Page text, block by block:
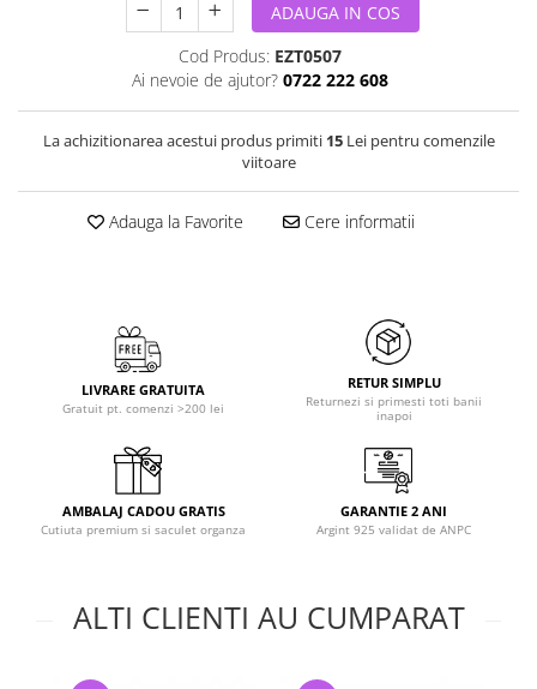
ADAUGA IN COS
Cod Produs: EZT0507
Ai nevoie de ajutor? 0722 222 608
La achizitionarea acestui produs primiti 15Lei pentru comenzile
viitoare
Adauga la Favorite Cere informatii
LIVRARE GRATUITA
Gratuit pt. comenzi >200 lei
RETUR SIMPLU
Returnezi si primesti toti banii
inapoi
AMBALAJ CADOU GRATIS
Cutiuta premium si saculet organza
GARANTIE 2 ANI
Argint 925 validat de ANPC
ALTI CLIENTI AU CUMPARAT